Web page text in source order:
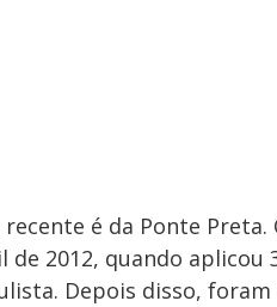
é da Ponte Preta.
2012, quando aplicou
Depois disso, foram